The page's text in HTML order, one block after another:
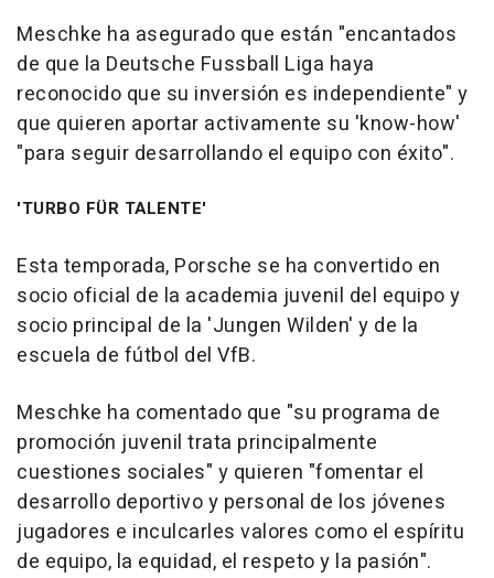
Meschke ha asegurado que están "encantados
de que la Deutsche Fussball Liga haya
reconocido que su inversión es independiente" y
que quieren aportar activamente su 'know-how'
"para seguir desarrollando el equipo con éxito".
'TURBO FÜR TALENTE'
Esta temporada, Porsche se ha convertido en
socio oficial de la academia juvenil del equipo y
socio principal de la 'Jungen Wilden' y de la
escuela de fútbol del VfB.
Meschke ha comentado que "su programa de
promoción juvenil trata principalmente
cuestiones sociales" y quieren "fomentar el
desarrollo deportivo y personal de los jóvenes
jugadores e inculcarles valores como el espíritu
de equipo, la equidad, el respeto y la pasión".